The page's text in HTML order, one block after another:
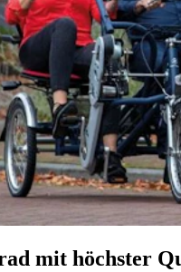
mit höchster